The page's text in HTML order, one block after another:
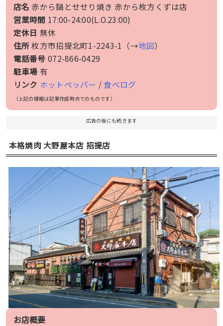
店名 赤から鍋とせせり焼き 赤から枚方くずは店
営業時間 17:00-24:00(L.O.23:00)
定休日 無休
住所枚方市招提北町1-2243-1（→地図）
電話番号 072-866-0429
駐車場 有
リンク ホットペッパー / 食べログ
（上記の情報は記事作成時点でのものです）
広告の後にも続きます
本格焼肉 大野屋本店 招提店
お店概要